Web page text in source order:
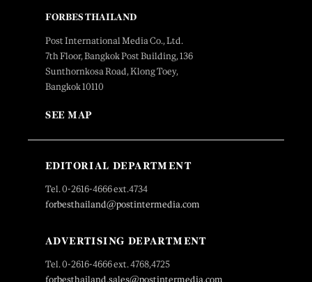
FORBES THAILAND
Post International Media Co., Ltd.
7th Floor, Bangkok Post Building, 136
Sunthornkosa Road, Klong Toey,
Bangkok 10110
SEE MAP
EDITORIAL DEPARTMENT
Tel. 0-2616-4666 ext.4734
forbesthailand@postintermedia.com
ADVERTISING DEPARTMENT
Tel. 0-2616-4666 ext. 4768,4725
forbesthailand.sales@postintermedia.com